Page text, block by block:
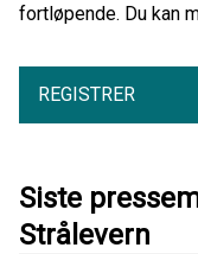
fortløpende. Du kan
REGISTRER
Siste
Strålevern